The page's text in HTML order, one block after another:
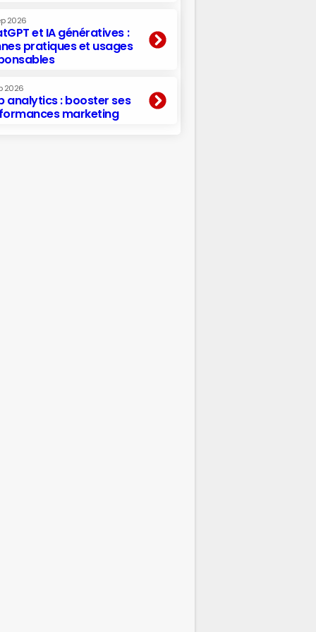
2026
et IA génératives :
pratiques et usages
2026
analytics : booster ses
marketing